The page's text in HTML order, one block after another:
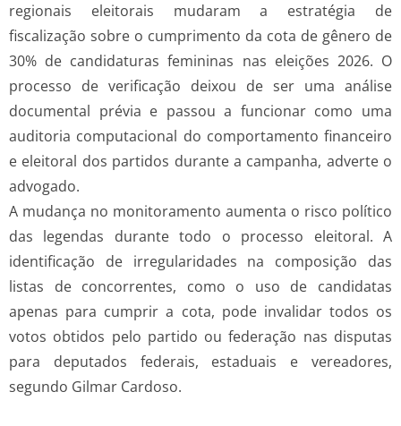
regionais eleitorais mudaram a estratégia de
fiscalização sobre o cumprimento da cota de gênero de
30% de candidaturas femininas nas eleições 2026. O
processo de verificação deixou de ser uma análise
documental prévia e passou a funcionar como uma
auditoria computacional do comportamento financeiro
e eleitoral dos partidos durante a campanha, adverte o
advogado.
A mudança no monitoramento aumenta o risco político
das legendas durante todo o processo eleitoral. A
identificação de irregularidades na composição das
listas de concorrentes, como o uso de candidatas
apenas para cumprir a cota, pode invalidar todos os
votos obtidos pelo partido ou federação nas disputas
para deputados federais, estaduais e vereadores,
segundo Gilmar Cardoso.